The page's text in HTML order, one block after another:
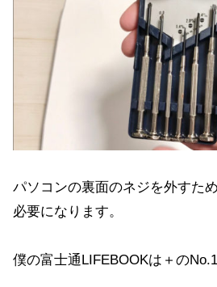
パソコンの裏面のネジを外すた
必要になります。
僕の富士通LIFEBOOKは＋の